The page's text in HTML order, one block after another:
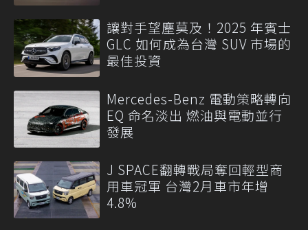
讓對手望塵莫及！2025 年賓士
GLC 如何成為台灣 SUV 市場的
最佳投資
Mercedes-Benz 電動策略轉向
EQ 命名淡出 燃油與電動並行
發展
J SPACE翻轉戰局奪回輕型商
用車冠軍 台灣2月車市年增
4.8%